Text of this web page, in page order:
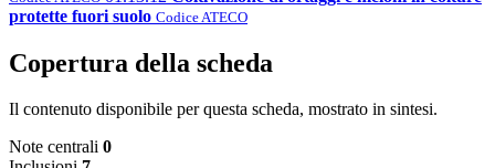
protette fuori suolo Codice ATECO
Copertura della scheda
Il contenuto disponibile per questa scheda, mostrato in sintesi.
Note centrali 0